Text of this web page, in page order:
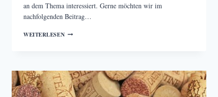
an dem Thema interessiert. Gerne möchten wir im
nachfolgenden Beitrag…
WEITERLESENÖSTERREICHS